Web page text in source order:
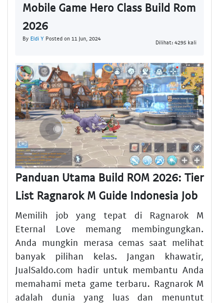
Mobile Game Hero Class Build Rom
2026
By Eldi Y Posted on 11 Jun, 2024
Dilihat: 4295 kali
Panduan Utama Build ROM 2026: Tier
List Ragnarok M Guide Indonesia Job
Memilih job yang tepat di Ragnarok M
Eternal Love memang membingungkan.
Anda mungkin merasa cemas saat melihat
banyak pilihan kelas. Jangan khawatir,
JualSaldo.com hadir untuk membantu Anda
memahami meta game terbaru. Ragnarok M
adalah dunia yang luas dan menuntut